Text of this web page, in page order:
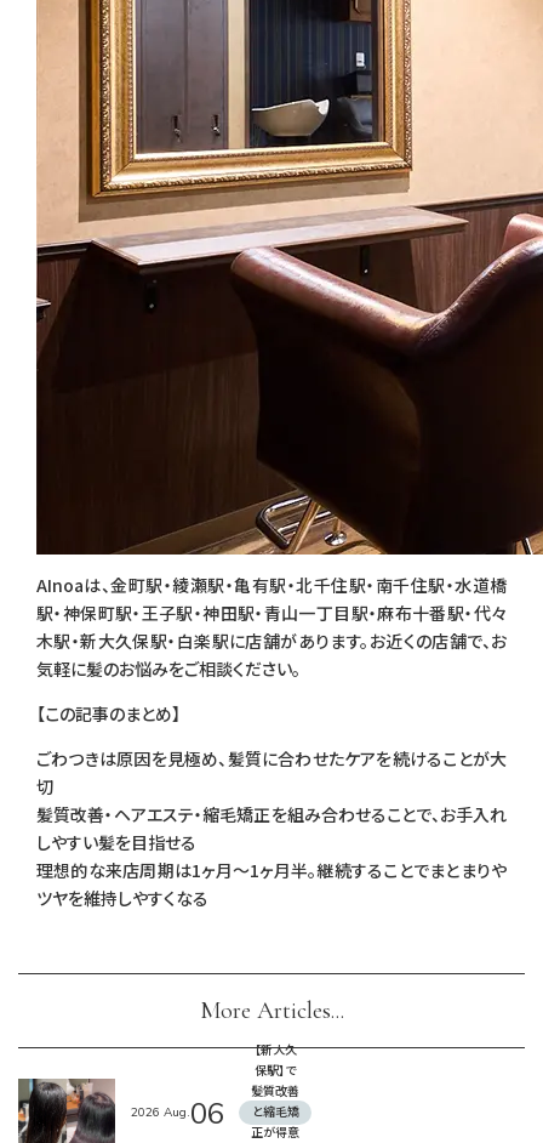
AInoaは、金町駅・綾瀬駅・亀有駅・北千住駅・南千住駅・水道橋
駅・神保町駅・王子駅・神田駅・青山一丁目駅・麻布十番駅・代々
木駅・新大久保駅・白楽駅に店舗があります。お近くの店舗で、お
気軽に髪のお悩みをご相談ください。
【この記事のまとめ】
ごわつきは原因を見極め、髪質に合わせたケアを続けることが大
切
髪質改善・ヘアエステ・縮毛矯正を組み合わせることで、お手入れ
しやすい髪を目指せる
理想的な来店周期は1ヶ月〜1ヶ月半。継続することでまとまりや
ツヤを維持しやすくなる
More Articles...
2026 Aug. 06
【新大久
保駅】で
髪質改善
と縮毛矯
正が得意